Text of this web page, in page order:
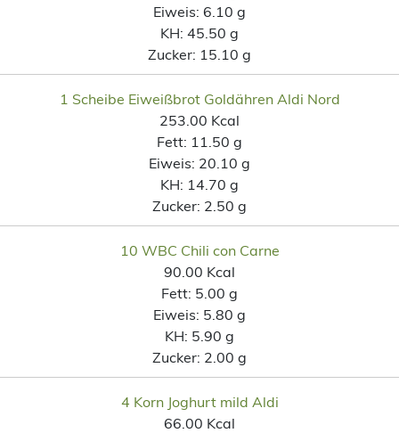
Eiweis: 6.10 g
KH: 45.50 g
Zucker: 15.10 g
1 Scheibe Eiweißbrot Goldähren Aldi Nord
253.00 Kcal
Fett: 11.50 g
Eiweis: 20.10 g
KH: 14.70 g
Zucker: 2.50 g
10 WBC Chili con Carne
90.00 Kcal
Fett: 5.00 g
Eiweis: 5.80 g
KH: 5.90 g
Zucker: 2.00 g
4 Korn Joghurt mild Aldi
66.00 Kcal